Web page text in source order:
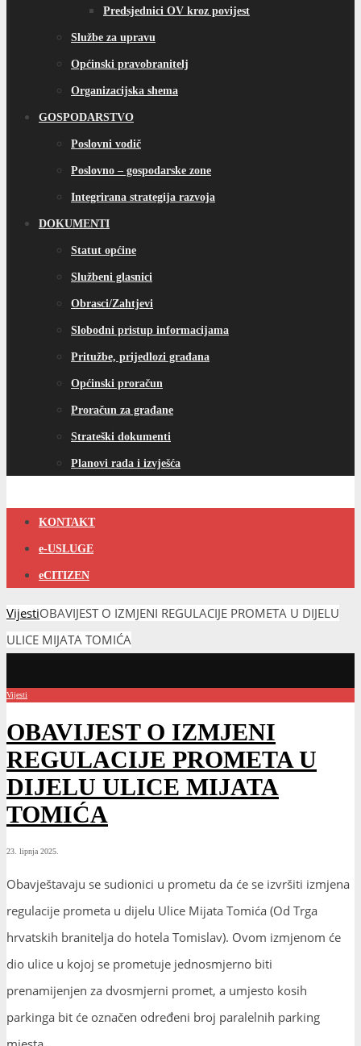
Predsjednici OV kroz povijest
Službe za upravu
Općinski pravobranitelj
Organizacijska shema
GOSPODARSTVO
Poslovni vodič
Poslovno – gospodarske zone
Integrirana strategija razvoja
DOKUMENTI
Statut općine
Službeni glasnici
Obrasci/Zahtjevi
Slobodni pristup informacijama
Pritužbe, prijedlozi građana
Općinski proračun
Proračun za građane
Strateški dokumenti
Planovi rada i izvješća
KONTAKT
e-USLUGE
eCITIZEN
VijestiOBAVIJEST O IZMJENI REGULACIJE PROMETA U DIJELU
ULICE MIJATA TOMIĆA
Vijesti
OBAVIJEST O IZMJENI
REGULACIJE PROMETA U
DIJELU ULICE MIJATA
TOMIĆA
23. lipnja 2025.
Obavještavaju se sudionici u prometu da će se izvršiti izmjena
regulacije prometa u dijelu Ulice Mijata Tomića (Od Trga
hrvatskih branitelja do hotela Tomislav). Ovom izmjenom će
dio ulice u kojoj se prometuje jednosmjerno biti
prenamijenjen za dvosmjerni promet, a umjesto kosih
parkinga bit će označen određeni broj paralelnih parking